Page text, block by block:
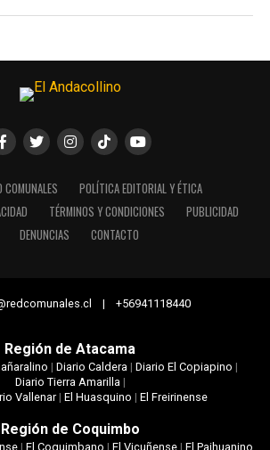
COMUNALES
POLÍTICA EDITORIAL Y ÉTICA
TÉRMINOS Y CONDICIONES
PUBLICIDAD
DENUNCIAS
CONTACTO
| +56941118440
Región de Atacama
| Diario Caldera| Diario El Copiapino |
Diario Tierra Amarilla|
Vallenar| El Huasquino | El Freirinense
Región de Coquimbo
| El Coquimbano | El Vicuñense| El Paihuanino